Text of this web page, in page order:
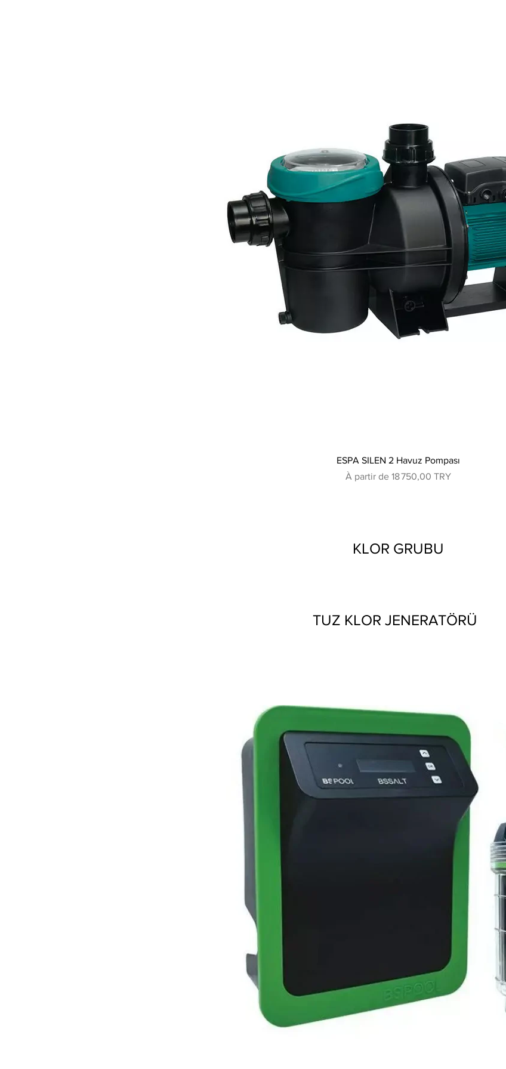
Aperçu rapide
ESPA SILEN 2 Havuz Pompası
À partir de 18 750,00 TRY
Prix promotionnel
KLOR GRUBU
TUZ KLOR JENERATÖRÜ